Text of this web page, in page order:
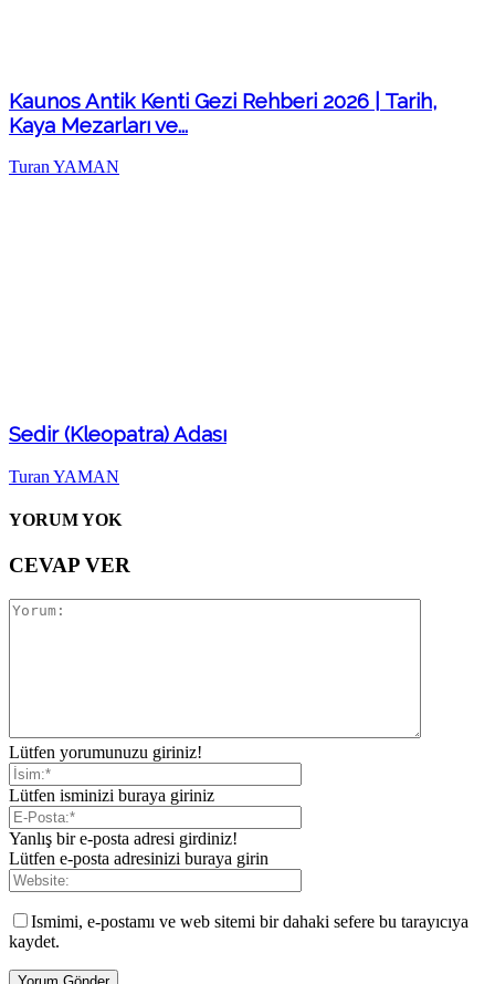
Kaunos Antik Kenti Gezi Rehberi 2026 | Tarih,
Kaya Mezarları ve...
Turan YAMAN
Sedir (Kleopatra) Adası
Turan YAMAN
YORUM YOK
CEVAP VER
Lütfen yorumunuzu giriniz!
Lütfen isminizi buraya giriniz
Yanlış bir e-posta adresi girdiniz!
Lütfen e-posta adresinizi buraya girin
Ismimi, e-postamı ve web sitemi bir dahaki sefere bu tarayıcıya
kaydet.